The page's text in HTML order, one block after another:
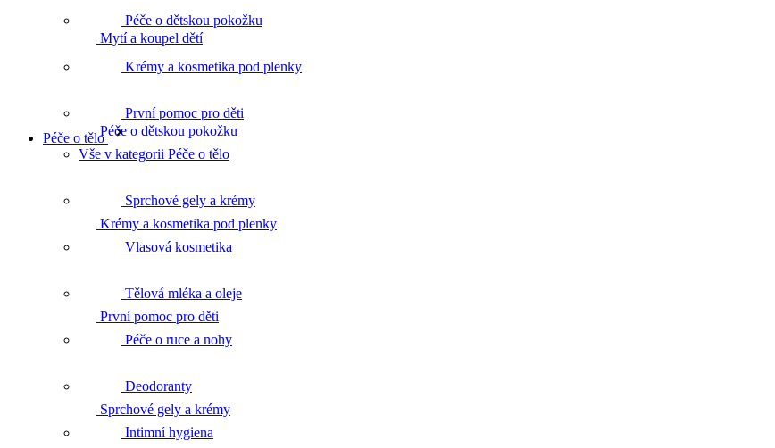
Mytí a koupel dětí
Péče o dětskou pokožku
Krémy a kosmetika pod plenky
První pomoc pro děti
Sprchové gely a krémy
Péče o dětskou pokožku
Krémy a kosmetika pod plenky
První pomoc pro děti
Péče o tělo
Vše v kategorii Péče o tělo
Sprchové gely a krémy
Vlasová kosmetika
Tělová mléka a oleje
Péče o ruce a nohy
Deodoranty
Intimní hygiena